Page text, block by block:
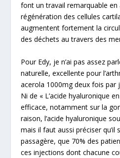
font un travail remarquable en
régénération des cellules
augmentent fortement la
des déchets au travers des
Pour Edy, je n’ai pas assez
naturelle, excellente pour
acerola 1000mg deux fois par
Ni de « L’acide hyaluronique
efficace, notamment sur la
raison, l’acide hyaluronique
mais il faut aussi préciser qu’il
passagère, que 70% des
ces injections dont chacune